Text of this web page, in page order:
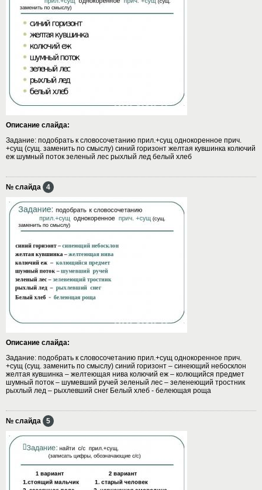
Описание слайда:
Задание: подобрать к словосочетанию прил.+сущ однокоренное прич.
+сущ (сущ. заменить по смыслу) синий горизонт желтая кувшинка колючий
еж шумный поток зеленый лес рыхлый лед белый хлеб
№ слайда 4
Описание слайда:
Задание: подобрать к словосочетанию прил.+сущ однокоренное прич.
+сущ (сущ. заменить по смыслу) синий горизонт – синеющий небосклон
желтая кувшинка – желтеющая нива колючий еж – колющийся предмет
шумный поток – шумевший ручей зеленый лес – зеленеющий тростник
рыхлый лед – рыхлевший снег Белый хлеб - белеющая роща
№ слайда 5